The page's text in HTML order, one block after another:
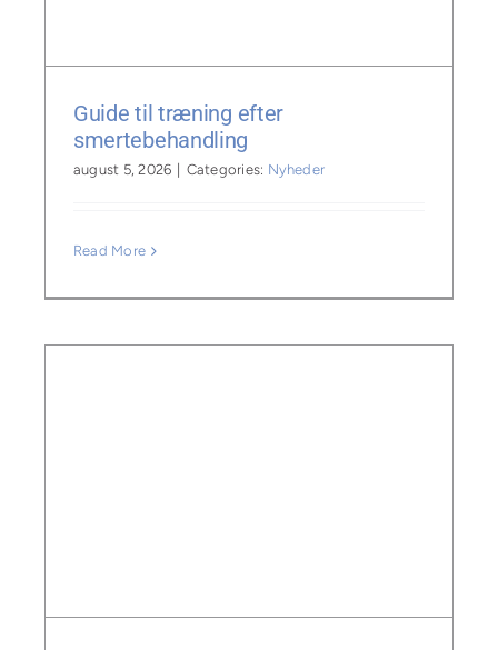
Guide til træning efter
smertebehandling
august 5, 2026 Categories: Nyheder
Read More